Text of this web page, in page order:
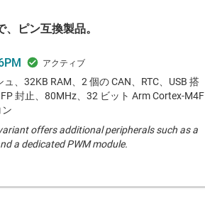
ピン互換製品。
、32KB RAM、2 個の CAN、RTC、USB 搭
封止、80MHz、32 ビット Arm Cortex-M4F
offers additional peripherals such as a
a dedicated PWM module.